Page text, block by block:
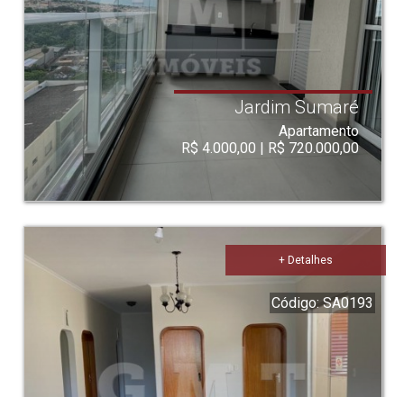
Jardim Sumaré
Apartamento
R$ 4.000,00 | R$ 720.000,00
+ Detalhes
Código: SA0193